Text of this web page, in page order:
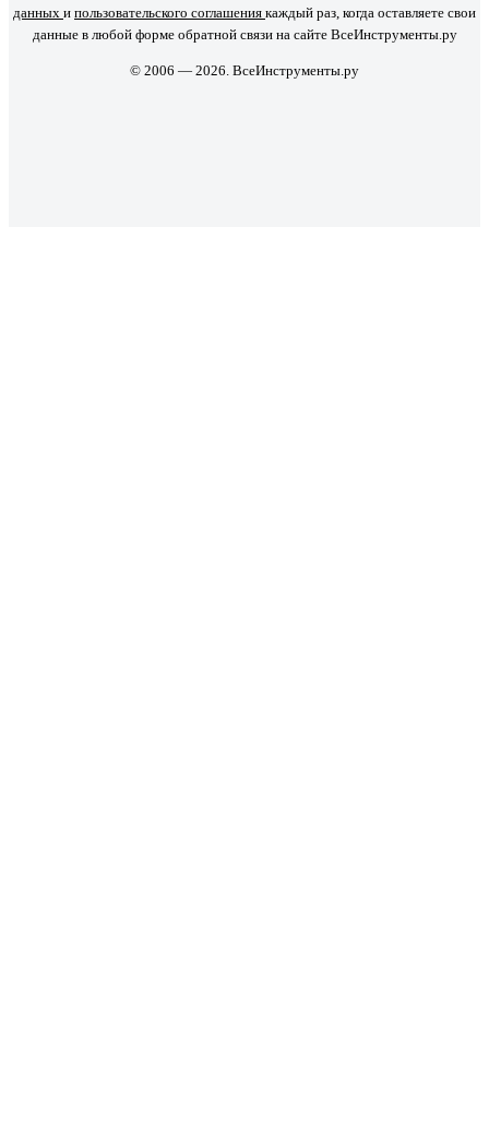
данных и пользовательского соглашения каждый раз, когда оставляете свои
данные в любой форме обратной связи на сайте ВсеИнструменты.ру
© 2006 — 2026. ВсеИнструменты.ру